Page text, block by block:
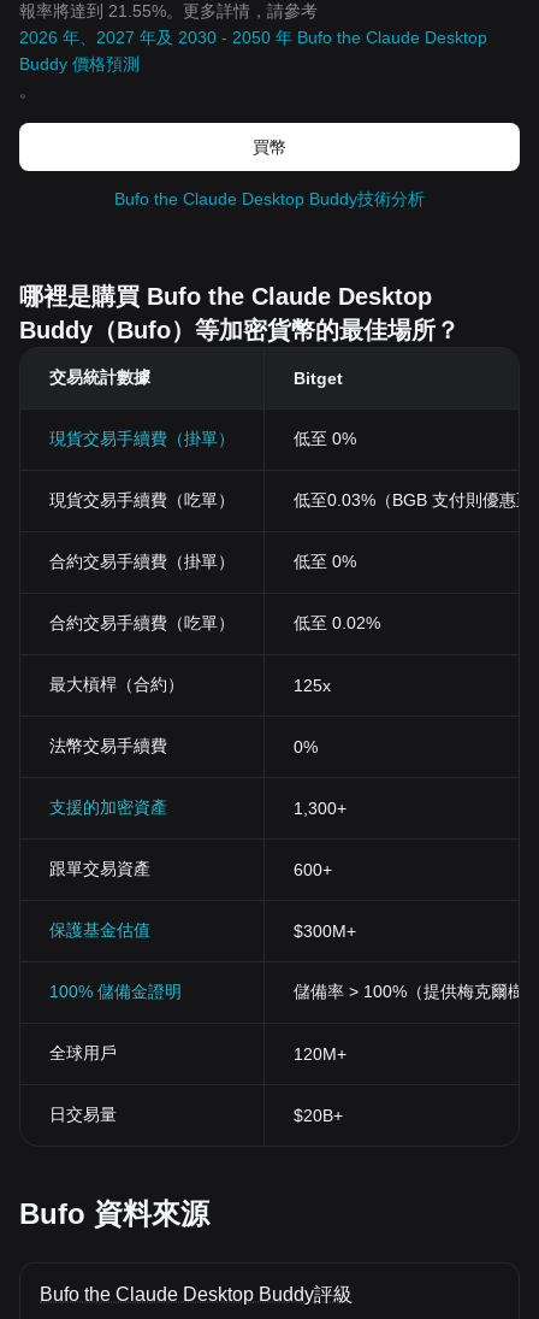
報率將達到 21.55%。更多詳情，請參考
2026 年、2027 年及 2030 - 2050 年 Bufo the Claude Desktop
Buddy 價格預測
。
買幣
Bufo the Claude Desktop Buddy技術分析
哪裡是購買 Bufo the Claude Desktop
Buddy（Bufo）等加密貨幣的最佳場所？
交易統計數據 Bitget
現貨交易手續費（掛單） 低至 0%
現貨交易手續費（吃單） 低至0.03%（BGB 支付則優惠至
合約交易手續費（掛單） 低至 0%
合約交易手續費（吃單） 低至 0.02%
最大槓桿（合約） 125x
法幣交易手續費 0%
支援的加密資產 1,300+
跟單交易資產 600+
保護基金估值 $300M+
100% 儲備金證明 儲備率 > 100%（提供梅克爾樹
全球用戶 120M+
日交易量 $20B+
Bufo 資料來源
Bufo the Claude Desktop Buddy評級